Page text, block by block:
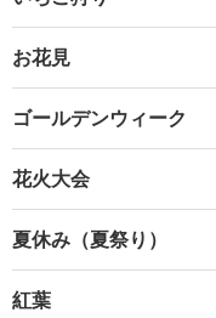
お花見
ゴールデンウィーク
花火大会
夏休み（夏祭り）
紅葉